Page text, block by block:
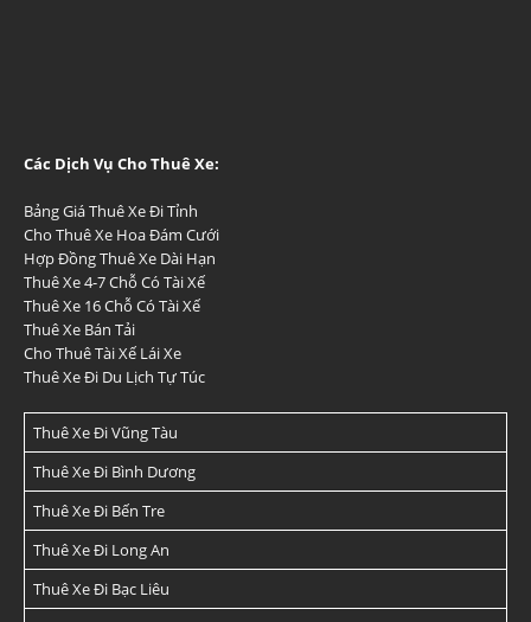
Các Dịch Vụ Cho Thuê Xe:
Bảng Giá Thuê Xe Đi Tỉnh
Cho Thuê Xe Hoa Đám Cưới
Hợp Đồng Thuê Xe Dài Hạn
Thuê Xe 4-7 Chỗ Có Tài Xế
Thuê Xe 16 Chỗ Có Tài Xế
Thuê Xe Bán Tải
Cho Thuê Tài Xế Lái Xe
Thuê Xe Đi Du Lịch Tự Túc
Thuê Xe Đi Vũng Tàu
Thuê Xe Đi Bình Dương
Thuê Xe Đi Bến Tre
Thuê Xe Đi Long An
Thuê Xe Đi Bạc Liêu